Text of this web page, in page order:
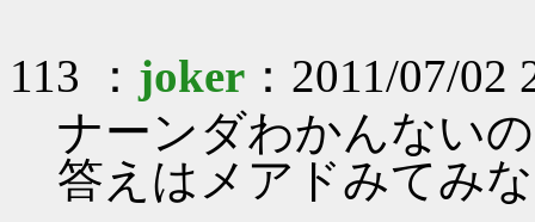
113 ： joker ：2011/07/
ナーンダわかんない
答えはメアドみてみ